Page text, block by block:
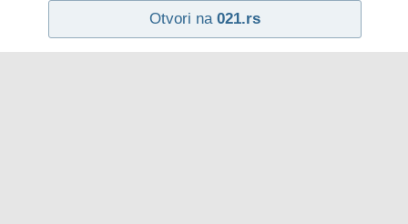
Otvori na 021.rs